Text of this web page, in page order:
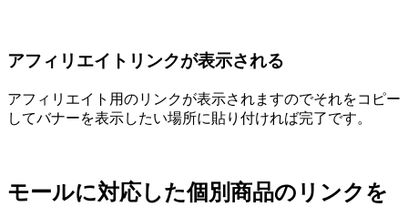
アフィリエイトリンクが表示される
アフィリエイト用のリンクが表示されますのでそれをコピー
してバナーを表示したい場所に貼り付ければ完了です。
モールに対応した個別商品のリンクを